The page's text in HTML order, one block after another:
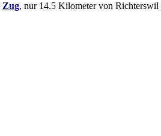
Zug, nur 14.5 Kilometer von Richterswil